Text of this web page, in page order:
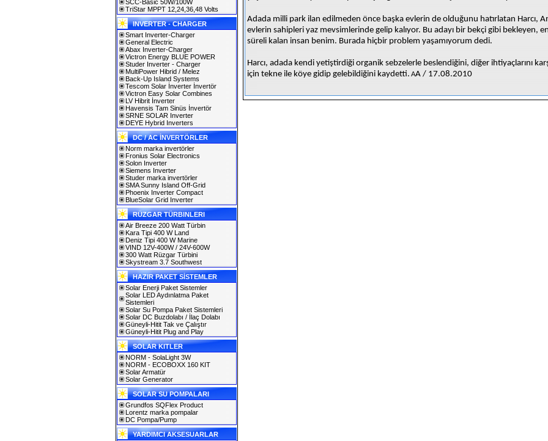
SCC-Basic 50W/100W
TriStar MPPT 12,24,36,48 Volts
INVERTER - CHARGER
Smart Inverter-Charger
General Electric
Abax Inverter-Charger
Victron Energy BLUE POWER
Studer Inverter - Charger
MultiPower Hibrid / Melez
Back-Up Island Systems
Tescom Solar İnverter İnvertör
Victron Easy Solar Combines
LV Hibrit İnverter
Havensis Tam Sinüs İnvertör
SRNE SOLAR Inverter
DEYE Hybrid Inverters
DC / AC İNVERTÖRLER
Norm marka invertörler
Fronius Solar Electronics
Solon Inverter
Siemens Inverter
Studer marka invertörler
SMA Sunny Island Off-Grid
Phoenix Inverter Compact
BlueSolar Grid Inverter
RÜZGAR TÜRBINLERI
Air Breeze 200 Watt Türbin
Kara Tipi 400 W Land
Deniz Tipi 400 W Marine
VIND 12V-400W / 24V-600W
300 Watt Rüzgar Türbini
Skystream 3.7 Southwest
HAZIR PAKET SİSTEMLER
Solar Enerji Paket Sistemler
Solar LED Aydınlatma Paket
Sistemleri
Solar Su Pompa Paket Sistemleri
Solar DC Buzdolabı / İlaç Dolabı
Güneyli-Hitit Tak ve Çalıştır
Güneyli-Hitit Plug and Play
SOLAR KITLER
NORM - SolaLight 3W
NORM - ECOBOXX 160 KIT
Solar Armatür
Solar Generator
SOLAR SU POMPALARI
Grundfos SQFlex Product
Lorentz marka pompalar
DC Pompa/Pump
YARDIMCI AKSESUARLAR
Adada milli park ilan edilmeden önce başka evlerin de olduğunu hatırlatan Harcı,
evlerin sahipleri yaz mevsimlerinde gelip kalıyor. Bu adayı bir bekçi gibi bekleyen,
süreli kalan insan benim. Burada hiçbir problem yaşamıyorum dedi.
Harcı, adada kendi yetiştirdiği organik sebzelerle beslendiğini, diğer ihtiyaçlarını
için tekne ile köye gidip gelebildiğini kaydetti. AA / 17.08.2010